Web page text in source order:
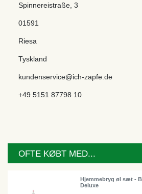
Spinnereistraße 3
01591
Riesa
Tyskland
kundenservice@ich-zapfe.de
+49 5151 87798 10
OFTE KØBT MED...
Hjemmebryg øl sæt -
Deluxe